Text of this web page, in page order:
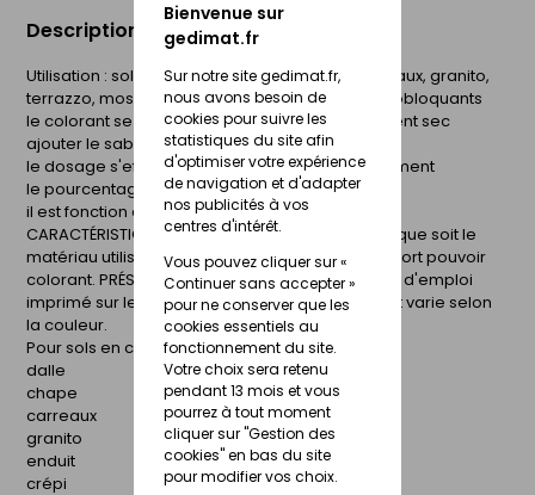
Bienvenue sur
gedimat.fr
Sur notre site gedimat.fr,
nous avons besoin de
cookies pour suivre les
statistiques du site afin
d'optimiser votre expérience
de navigation et d'adapter
nos publicités à vos
centres d'intérêt.
Vous pouvez cliquer sur «
Continuer sans accepter »
pour ne conserver que les
cookies essentiels au
fonctionnement du site.
Votre choix sera retenu
pendant 13 mois et vous
pourrez à tout moment
cliquer sur "Gestion des
cookies" en bas du site
pour modifier vos choix.
Description du produit
Utilisation : sols en ciment, dalles, chapes, carreaux, granito,
terrazzo, mosaïques, enduits, crépis, pavés autobloquants
le colorant se mélange impérativement au ciment sec
ajouter le sable, l'eau en dernier
le dosage s'effectue au poids par rapport au ciment
le pourcentage va de 1 à 6 %
il est fonction de la teinte désirée
CARACTÉRISTIQUES : la couleur reste stable quelque soit le
matériau utilisé, grande diversité de couleurs à fort pouvoir
colorant. PRÉSENTATION : flacon plastique, mode d'emploi
imprimé sur le packaging, la densité du colorant varie selon
la couleur.
Pour sols en ciment
dalle
chape
carreaux
granito
enduit
crépi